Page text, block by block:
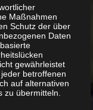
Maßnahmen
Schutz der über
Daten
gewährleistet
betroffenen
auf alternativen
zu übermitteln.